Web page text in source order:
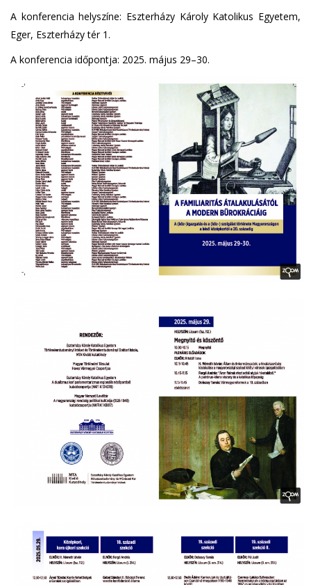
A konferencia helyszíne: Eszterházy Károly Katolikus Egyetem,
Eger, Eszterházy tér 1.
A konferencia időpontja: 2025. május 29–30.